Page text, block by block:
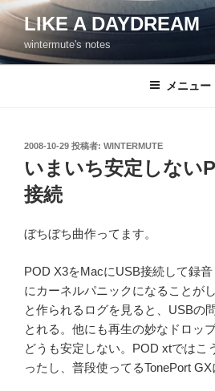
コ
テ
ン
LIKE A DAYDREAM
wintermute's notes
メニュー
投
稿
日:
2008-10-29 投稿者: WINTERMUTE
いまいち安定しない
接続
ぼちぼち曲作ってます。
POD X3をMacにUSB接続して録
にカーネルパニックになることが
と作られるログを見ると、USBの
とれる。他にも再生の妙なドロッ
どうも安定しない。POD xtではこ
ったし、普段使ってるTonePort GX